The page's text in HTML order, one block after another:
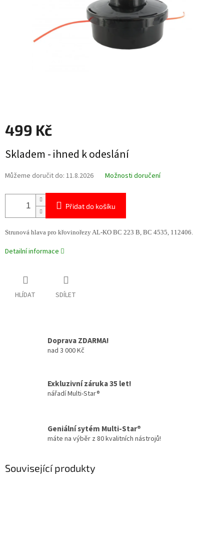
499 Kč
cena:
Skladem - ihned k odeslání
Můžeme doručit do: 11.8.2026 Možnosti doručení
Přidat do košíku
Strunová hlava pro křovinořezy AL-KO BC 223 B, BC 4535, 112406.
Detailní informace
HLÍDAT SDÍLET
Doprava ZDARMA!
nad 3 000 Kč
Exkluzivní záruka 35 let!
nářadí Multi-Star®
Geniální sytém Multi-Star®
máte na výběr z 80 kvalitních nástrojů!
Související produkty